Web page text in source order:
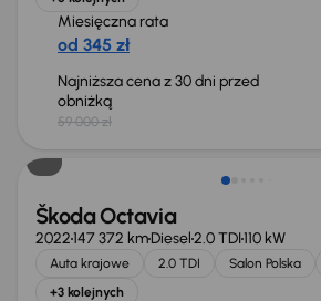
Miesięczna rata
od 345 zł
Najniższa cena z 30 dni przed
obniżką
59 000 zł
Škoda Octavia
2022147 372 kmDiesel2.0 TDI110 kW
Auta krajowe 2.0 TDI Salon Polska
+3 kolejnych